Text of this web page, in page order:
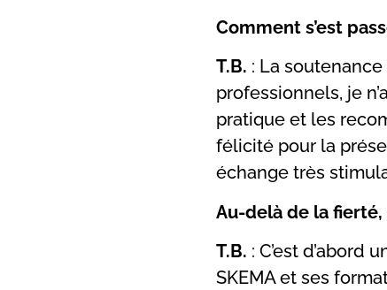
Comment s’est
T.B. : La
professionnels, je
pratique et les
félicité pour la
échange très
Au-delà de la
T.B. : C’est
SKEMA et ses